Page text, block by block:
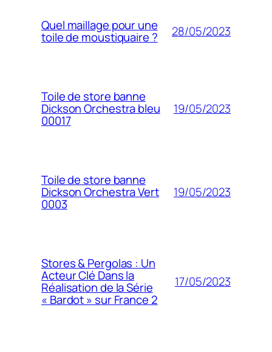
Quel maillage pour une
toile de moustiquaire ? 28/05/2023
Toile de store banne
Dickson Orchestra bleu
00017
19/05/2023
Toile de store banne
Dickson Orchestra Vert
0003
19/05/2023
Stores & Pergolas : Un
Acteur Clé Dans la
Réalisation de la Série
« Bardot » sur France 2
17/05/2023